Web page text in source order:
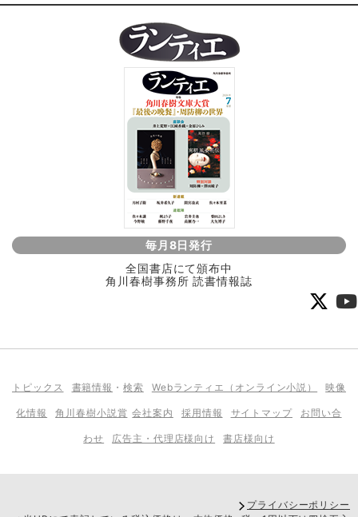
毎月8日発行
全国書店にて頒布中
角川春樹事務所 読書情報誌
トピックス 書籍情報 ・検索 Webランティエ（オンライン小説） 映像
化情報 角川春樹小説賞 会社案内 採用情報 サイトマップ お問い合
わせ 広告主・代理店様向け 書店様向け
プライバシーポリシー